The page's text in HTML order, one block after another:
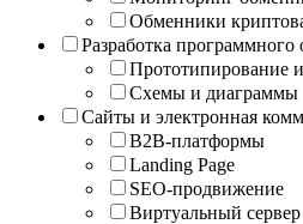
Обменники
Разработка программного
Прототипирование
Схемы и диаграммы
Сайты и электронная
B2B-платформы
Landing Page
SEO-продвижение
Виртуальный